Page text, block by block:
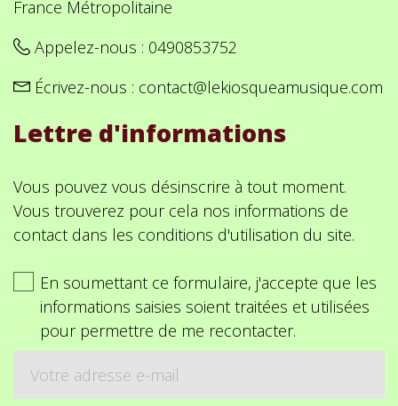
France Métropolitaine
Appelez-nous : 0490853752
Écrivez-nous : contact@lekiosqueamusique.com
Lettre d'informations
Vous pouvez vous désinscrire à tout moment.
Vous trouverez pour cela nos informations de
contact dans les conditions d'utilisation du site.
En soumettant ce formulaire, j'accepte que les
informations saisies soient traitées et utilisées
pour permettre de me recontacter.